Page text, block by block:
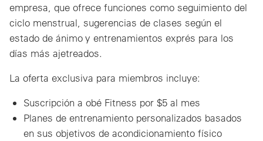
empresa, que ofrece funciones como seguimiento del
ciclo menstrual, sugerencias de clases según el
estado de ánimo y entrenamientos exprés para los
días más ajetreados.
La oferta exclusiva para miembros incluye:
Suscripción a obé Fitness por $5 al mes
Planes de entrenamiento personalizados basados
en sus objetivos de acondicionamiento físico